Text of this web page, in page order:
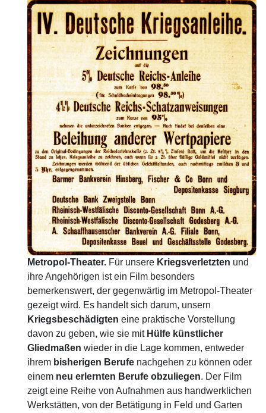
Metropol-Theater. Für unsere Kriegsverletzten und
ihre Angehörigen ist ein Film besonders
bemerkenswert, der gegenwärtig im Metropol-Theater
gezeigt wird. Es handelt sich darum, unsern
Kriegsbeschädigten eine praktische Vorstellung
davon zu geben, wie sie mit Hülfe künstlicher
Gliedmaßen wieder in die Lage kommen, entweder
ihrem bisherigen Berufe nachgehen zu können oder
einem neu erlernten Berufe obzuliegen. Der Film
zeigt eine Reihe von Aufnahmen aus handwerklichen
Werkstätten, von der Betätigung in Feld und Garten